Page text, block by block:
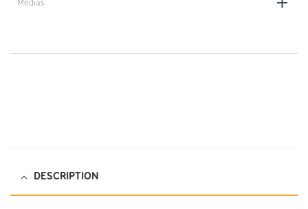
Médias
content/uploads/2022/04/chariots-etageres-notice-
DESCRIPTION